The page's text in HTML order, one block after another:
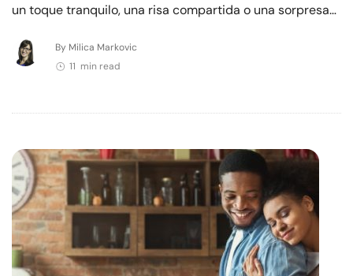
un toque tranquilo, una risa compartida o una sorpresa…
By Milica Markovic
11 min read